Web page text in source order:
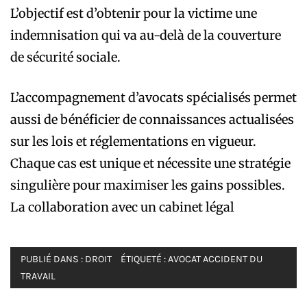
L’objectif est d’obtenir pour la victime une
indemnisation qui va au-delà de la couverture
de sécurité sociale.
L’accompagnement d’avocats spécialisés permet
aussi de bénéficier de connaissances actualisées
sur les lois et réglementations en vigueur.
Chaque cas est unique et nécessite une stratégie
singulière pour maximiser les gains possibles.
La collaboration avec un cabinet légal
PUBLIÉ DANS : DROIT ÉTIQUETÉ :AVOCAT ACCIDENT DU
TRAVAIL